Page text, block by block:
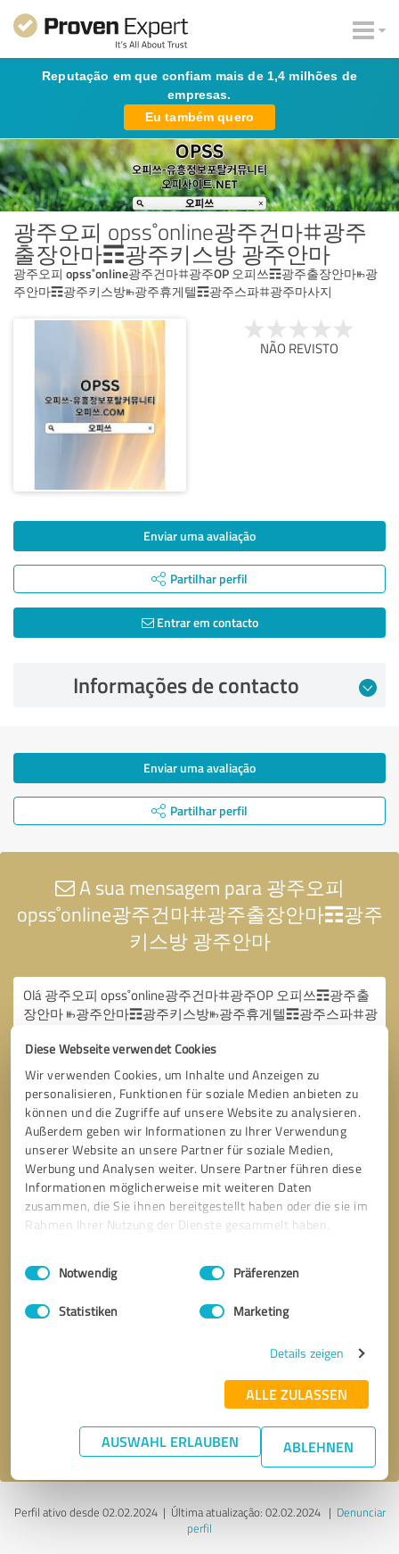
Diese Webseite verwendet Cookies
Wir verwenden Cookies, um Inhalte und Anzeigen zu
personalisieren, Funktionen für soziale Medien anbieten zu
können und die Zugriffe auf unsere Website zu analysieren.
Außerdem geben wir Informationen zu Ihrer Verwendung
unserer Website an unsere Partner für soziale Medien,
Werbung und Analysen weiter. Unsere Partner führen diese
Informationen möglicherweise mit weiteren Daten
zusammen, die Sie ihnen bereitgestellt haben oder die sie im
Rahmen Ihrer Nutzung der Dienste gesammelt haben.
Impressum Datenschutzbestimmungen
Einwilligungsauswahl
Notwendig Präferenzen
Statistiken Marketing
Details zeigen
ALLE ZULASSEN
AUSWAHL ERLAUBEN ABLEHNEN
Reputação em que confiam mais de 1,4 milhões de
empresas.
Eu também quero
광주오피 opss˚online광주건마ꖛ광주
출장안마☶광주키스방 광주안마
광주오피 opss˚online광주건마ꖛ광주OP 오피쓰☶광주출장안마ꖲ광
주안마☶광주키스방ꖲ광주휴게텔☶광주스파ꖛ광주마사지
NÃO REVISTO
Enviar uma avaliação
Partilhar perfil
Entrar em contacto
Informações de contacto
Enviar uma avaliação
Partilhar perfil
A sua mensagem para 광주오피
opss˚online광주건마ꖛ광주출장안마☶광주
키스방 광주안마
Aceito a política de privacidade.
Perfil ativo desde 02.02.2024 | Última atualização: 02.02.2024| Denunciar
perfil